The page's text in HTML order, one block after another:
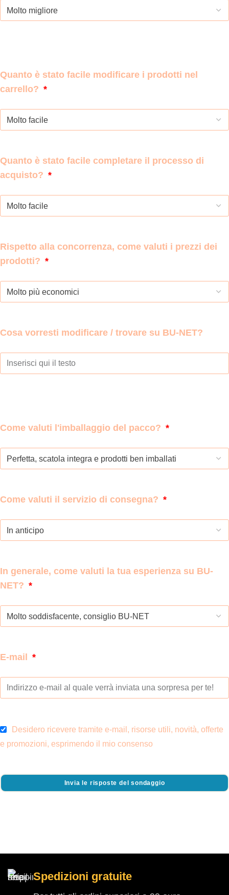
Quanto è stato facile modificare i prodotti nel
carrello?
Quanto è stato facile completare il processo di
acquisto?
Rispetto alla concorrenza, come valuti i prezzi dei
prodotti?
Cosa vorresti modificare / trovare su BU-NET?
Come valuti l'imballaggio del pacco?
Come valuti il servizio di consegna?
In generale, come valuti la tua esperienza su BU-
NET?
E-mail
Desidero ricevere tramite e-mail, risorse utili, novità, offerte
e promozioni, esprimendo il mio consenso
Invia le risposte del sondaggio
Spedizioni gratuite